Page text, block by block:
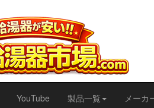
YouTube 製品一覧 メーカ